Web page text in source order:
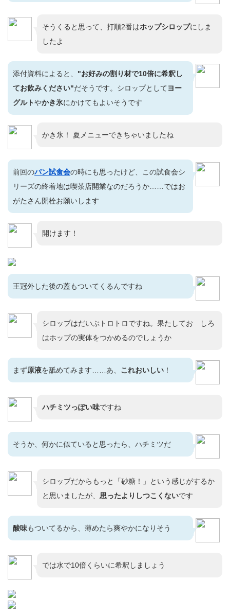
そうくると思って、打順2番はホップシロップにしま
したよ
添付資料によると、 "お好みの割り材で10倍に希釈し
てお飲みください"だそうです。シロップとして ヨー
グルトやかき氷にかけてもよいそうです
かき氷！ 夏メニューできちゃいましたね
前回のパン試食会の時にも思ったけど、この試食会シ
リーズの終着地は喫茶店開業なのだろうか……ではお
がたさん開栓お願いします
開けます！
王冠外した後の蓋もついてくるんですね
シロップはだいぶトロトロですね。果たしておゝしろ
はホップの実体をつかめるのでしょうか
まず原液を舐めてみます……あ、 これおいしい ！
ハチミツっぽい味ですね
そうか、何かに似ていると思ったら、ハチミツだ
シロップだからもっと「砂糖！」という感じがするか
と思いましたが、 思ったよりしつこくないです
酸味もついてるから、薄めたら爽やかになりそう
では水で10倍くらいに希釈しましょう